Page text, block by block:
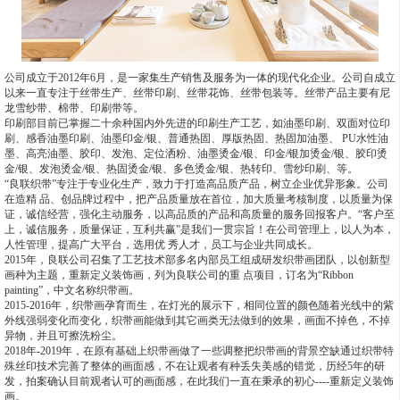
公司成立于2012年6月，是一家集生产销售及服务为一体的现代化企业。公司自成立
以来一直专注于丝带生产、丝带印刷、丝带花饰、丝带包装等。丝带产品主要有尼
龙雪纱带、棉带、印刷带等。
印刷部目前已掌握二十余种国内外先进的印刷生产工艺，如油墨印刷、双面对位印
刷、感香油墨印刷、油墨印金/银、普通热固、厚版热固、热固加油墨、 PU水性油
墨、高亮油墨、胶印、发泡、定位洒粉、油墨烫金/银、印金/银加烫金/银、胶印烫
金/银、发泡烫金/银、热固烫金/银、多色烫金/银、热转印、雪纱印刷、等。
“良联织带”专注于专业化生产，致力于打造高品质产品，树立企业优异形象。公司
在造精 品、创品牌过程中，把产品质量放在首位，加大质量考核制度，以质量为保
证，诚信经营，强化主动服务，以高品质的产品和高质量的服务回报客户。“客户至
上，诚信服务，质量保证，互利共赢”是我们一贯宗旨！在公司管理上，以人为本，
人性管理，提高广大平台，选用优 秀人才，员工与企业共同成长。
2015年，良联公司召集了工艺技术部多名内部员工组成研发织带画团队，以创新型
画种为主题，重新定义装饰画，列为良联公司的重 点项目，订名为“Ribbon
painting”，中文名称织带画。
2015-2016年，织带画孕育而生，在灯光的展示下，相同位置的颜色随着光线中的紫
外线强弱变化而变化，织带画能做到其它画类无法做到的效果，画面不掉色，不掉
异物，并且可擦洗粉尘。
2018年-2019年，在原有基础上织带画做了一些调整把织带画的背景空缺通过织带特
殊丝印技术完善了整体的画面感，不在让观者有种丢失美感的错觉，历经5年的研
发，拍案确认目前观者认可的画面感，在此我们一直在秉承的初心----重新定义装饰
画。